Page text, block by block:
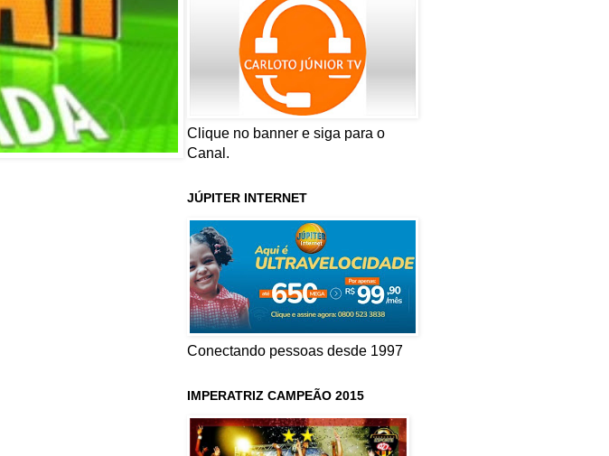
Clique no banner e siga para o
Canal.
JÚPITER INTERNET
Conectando pessoas desde 1997
IMPERATRIZ CAMPEÃO 2015